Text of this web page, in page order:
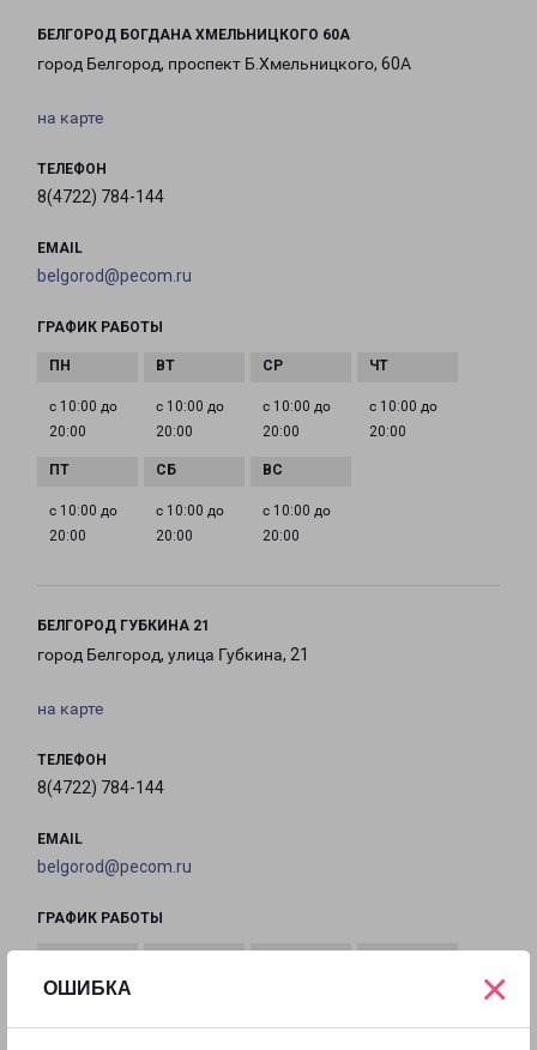
ОШИБКА ×
БЕЛГОРОД БОГДАНА ХМЕЛЬНИЦКОГО 60А
город Белгород, проспект Б.Хмельницкого, 60А
на карте
ТЕЛЕФОН
8(4722) 784-144
EMAIL
belgorod@pecom.ru
ГРАФИК РАБОТЫ
с 10:00 до
20:00
с 10:00 до
20:00
с 10:00 до
20:00
с 10:00 до
20:00
с 10:00 до
20:00
с 10:00 до
20:00
с 10:00 до
20:00
БЕЛГОРОД ГУБКИНА 21
город Белгород, улица Губкина, 21
на карте
ТЕЛЕФОН
8(4722) 784-144
EMAIL
belgorod@pecom.ru
ГРАФИК РАБОТЫ
с 10:00 до